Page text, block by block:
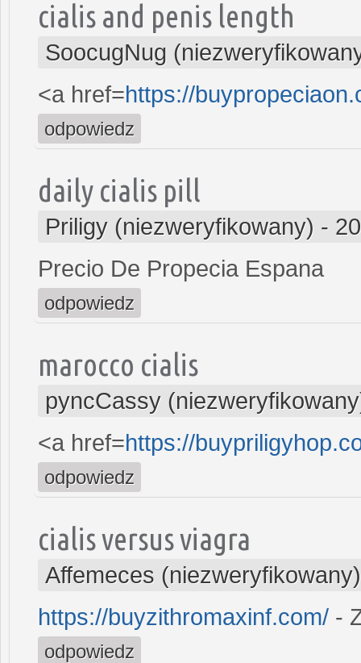
cialis and penis length
SoocugNug
<a href=https://
odpowiedz
daily cialis pill
Priligy (niezweryfikowany) -
Precio De Propecia Espana
odpowiedz
marocco cialis
pyncCassy
<a href=https://
odpowiedz
cialis versus viagra
Affemeces (niezweryfikowany)
https://buyzithromaxinf.com/ -
odpowiedz